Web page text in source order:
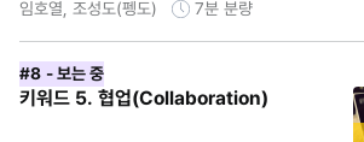
임호열, 조성도(펭도) 7분 분량
#8 - 보는 중
키워드 5. 협업(Collaboration)